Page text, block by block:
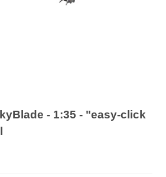
- 1:35 - "easy-click